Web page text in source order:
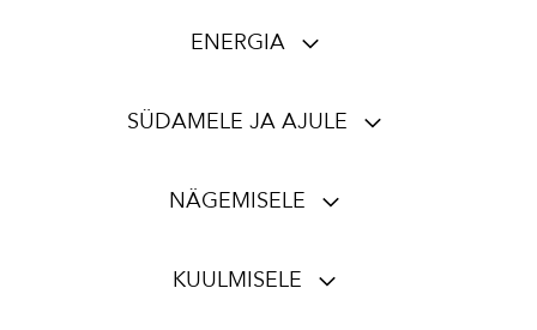
ENERGIA
SÜDAMELE JA AJULE
NÄGEMISELE
KUULMISELE